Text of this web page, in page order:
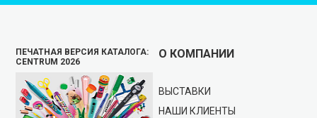
ПЕЧАТНАЯ ВЕРСИЯ КАТАЛОГА:
CENTRUM 2026
О КОМПАНИИ
ВЫСТАВКИ
НАШИ КЛИЕНТЫ